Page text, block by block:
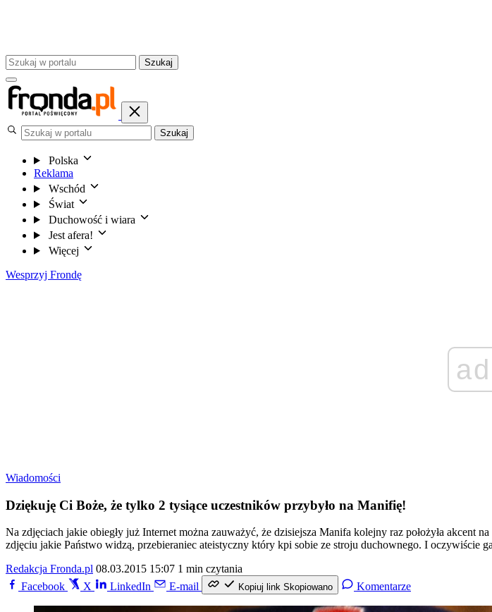
Szukaj
Szukaj
Polska
Reklama
Wschód
Świat
Duchowość i wiara
Jest afera!
Więcej
Wesprzyj Frondę
ad
Wiadomości
Dziękuję Ci Boże, że tylko 2 tysiące uczestników przybyło na Manifię!
Na zdjęciach jakie obiegły już Internet można zauważyć, że dzisiejsza Manifa kolejny raz położyła akcent
zdjęciu jakie Państwo widzą, przebieraniec ateistyczny który kpi sobie ze stroju duchownego. I oczywiście
Redakcja Fronda.pl 08.03.2015 15:07 1 min czytania
Facebook
X LinkedIn E-mail Kopiuj link Skopiowano Komentarze